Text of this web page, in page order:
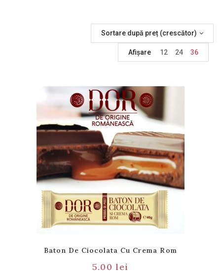
Sortare după preț (crescător)
Afișare 12 24 36
Baton De Ciocolata Cu Crema Rom
5.00lei